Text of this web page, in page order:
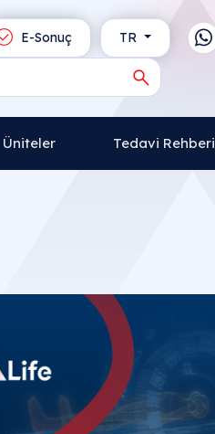
TR
E-Sonuç
Üniteler Tedavi Rehberi